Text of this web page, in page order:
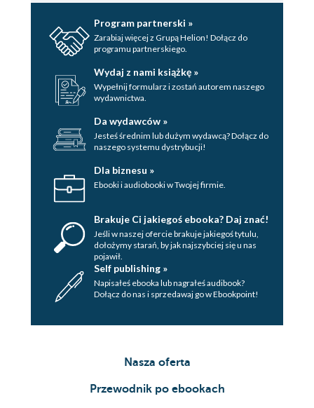
Program partnerski »
Zarabiaj więcej z Grupą Helion! Dołącz do
programu partnerskiego.
Wydaj z nami książkę »
Wypełnij formularz i zostań autorem naszego
wydawnictwa.
Da wydawców »
Jesteś średnim lub dużym wydawcą? Dołącz do
naszego systemu dystrybucji!
Dla biznesu »
Ebooki i audiobooki w Twojej firmie.
Brakuje Ci jakiegoś ebooka? Daj znać!
Jeśli w naszej ofercie brakuje jakiegoś tytulu,
dołożymy starań, by jak najszybciej się u nas
pojawił.
Self publishing »
Napisałeś ebooka lub nagrałeś audibook?
Dołącz do nas i sprzedawaj go w Ebookpoint!
Nasza oferta
Przewodnik po ebookach